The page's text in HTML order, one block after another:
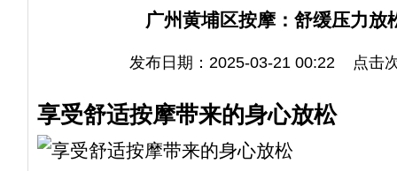
广州黄埔区按摩：舒缓压力放
发布日期：2025-03-21 00:22 点击
享受舒适按摩带来的身心放松